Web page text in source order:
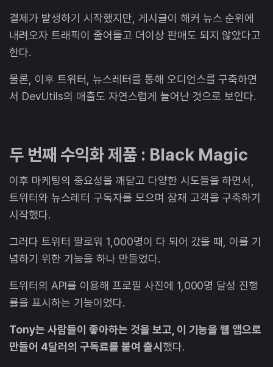
결제가 발생하기 시작했지만, 게시글이 해커 뉴스 순위에
내려오자 트래픽이 줄어들고 더이상 판매도 되지 않았다고
한다.
물론, 이후 트위터, 뉴스레터를 통해 오디언스를 구축하면
서 DevUtils의 매출도 자연스럽게 늘어난 것으로 보인다.
두 번째 수익화 제품 : Black Magic
이후 마케팅의 중요성을 깨닫고 다양한 시도들을 하면서,
트위터와 뉴스레터 구독자를 모으며 잠재 고객을 구축하기
시작했다.
그러다 트위터 팔로워 1,000명이 다 되어 갔을 때, 이를 기
념하기 위한 기능을 하나 만들었다.
트위터의 API를 이용해 프로필 사진에 1,000명 달성 진행
률을 표시하는 기능이었다.
Tony는 사람들이 좋아하는 것을 보고, 이 기능을 웹 앱으로
만들어 4달러의 구독료를 붙여 출시했다.